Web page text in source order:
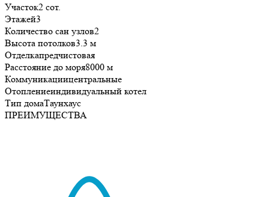
Участок2 сот.
Этажей3
Количество сан узлов2
Высота потолков3.3 м
Отделкапредчистовая
Расстояние до моря8000 м
Коммуникациицентральные
Отоплениеиндивидуальный котел
Тип домаТаунхаус
ПРЕИМУЩЕСТВА